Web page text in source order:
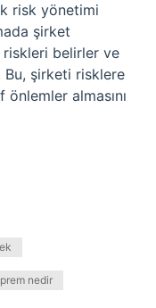
risk yönetimi
şirket
riskleri belirler ve
Bu, şirketi risklere
almasını
nedir